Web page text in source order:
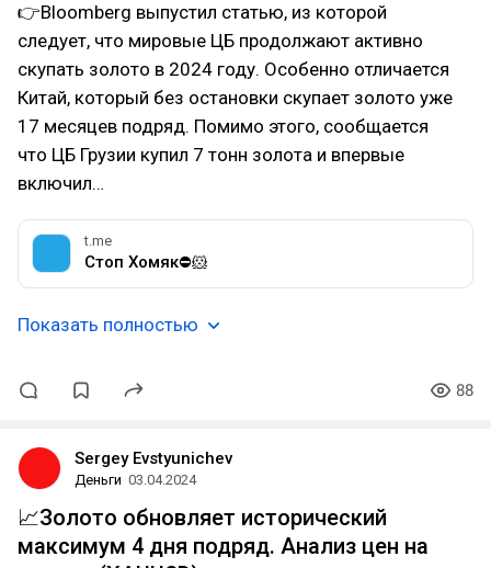
👉Bloomberg выпустил статью, из которой
следует, что мировые ЦБ продолжают активно
скупать золото в 2024 году. Особенно отличается
Китай, который без остановки скупает золото уже
17 месяцев подряд. Помимо этого, сообщается
что ЦБ Грузии купил 7 тонн золота и впервые
включил…
t.me
Стоп Хомяк⛔🐹
Показать полностью
88
Sergey Evstyunichev
Деньги 03.04.2024
📈Золото обновляет исторический
максимум 4 дня подряд. Анализ цен на